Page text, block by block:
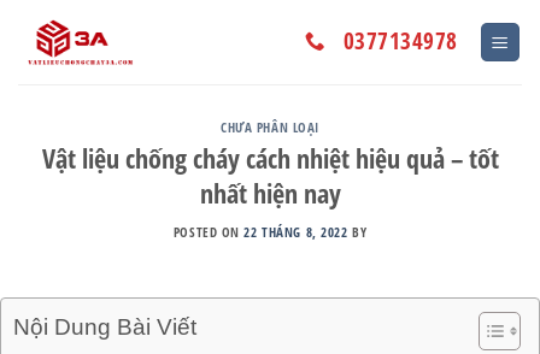
content
0377134978
CHƯA PHÂN LOẠI
Vật liệu chống cháy cách nhiệt hiệu quả – tốt
nhất hiện nay
POSTED ON22 THÁNG 8, 2022 BY
Nội Dung Bài Viết